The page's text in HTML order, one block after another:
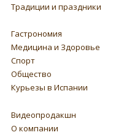
Традиции и праздники
Гастрономия
Медицина и Здоровье
Спорт
Общество
Курьезы в Испании
Видеопродакшн
О компании